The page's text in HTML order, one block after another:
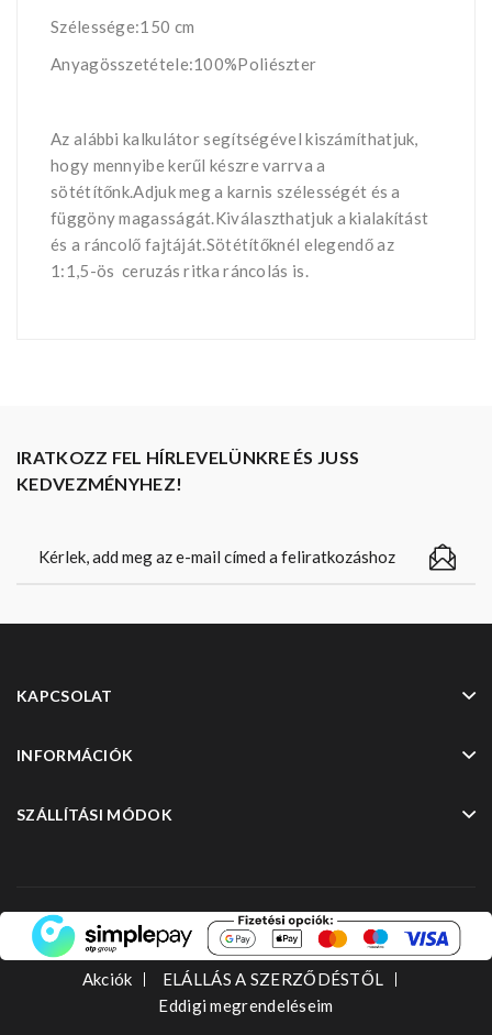
Szélessége:150 cm
Anyagösszetétele:100%Poliészter
Az alábbi kalkulátor segítségével kiszámíthatjuk,
hogy mennyibe kerűl készre varrva a
sötétítőnk.Adjuk meg a karnis szélességét és a
függöny magasságát.Kiválaszthatjuk a kialakítást
és a ráncolő fajtáját.Sötétítőknél elegendő az
1:1,5-ös ceruzás ritka ráncolás is.
IRATKOZZ FEL HÍRLEVELÜNKRE ÉS JUSS
KEDVEZMÉNYHEZ!
KAPCSOLAT
INFORMÁCIÓK
SZÁLLÍTÁSI MÓDOK
Akciók
ELÁLLÁS A SZERZŐDÉSTŐL
Eddigi megrendeléseim